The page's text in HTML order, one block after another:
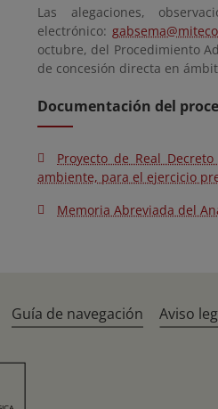
Las alegaciones,
electrónico:
octubre, del Procedimiento
de concesión directa en
Documentación del
Proyecto de Real
ambiente, para el ejercicio
Memoria Abreviada del
Guía de navegación Aviso